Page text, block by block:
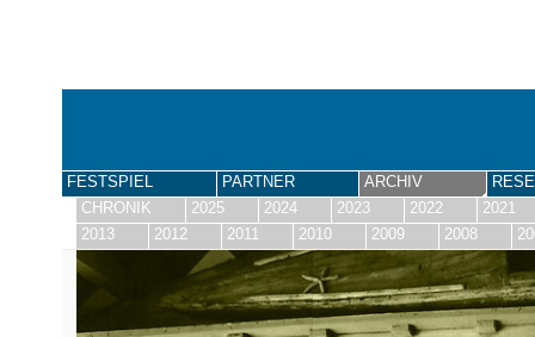
FESTSPIEL PARTNER ARCHIV
CHRONIK
2025 2024 2023 2022
2021
2013
2012 2011 2010 2009 2008